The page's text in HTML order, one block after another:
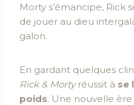
Morty s’émancipe, Rick
de jouer au dieu
galon.
En gardant quelques
Rick & Mortyréussit à se
poids. Une nouvelle